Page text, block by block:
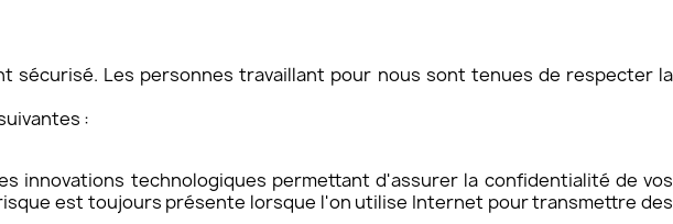
sécurisé. Les personnes travaillant pour nous sont tenues de respecter la
:
innovations technologiques permettant d'assurer la confidentialité de vos
est toujours présente lorsque l'on utilise Internet pour transmettre des